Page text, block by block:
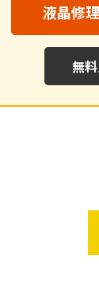
液晶修
無